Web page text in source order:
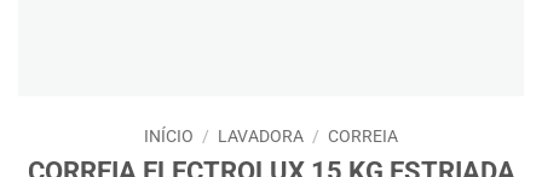
INÍCIO / LAVADORA / CORREIA
CORREIA ELECTROLUX 15 KG ESTRIADA